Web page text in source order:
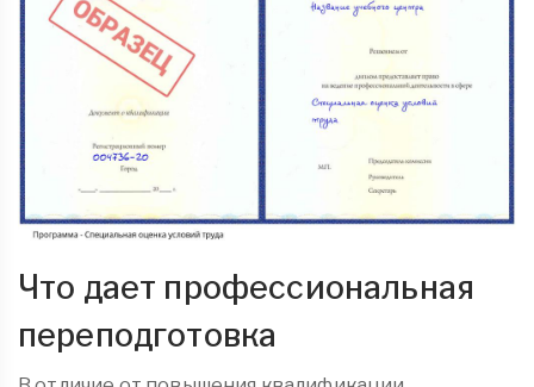
Что дает профессиональная
переподготовка